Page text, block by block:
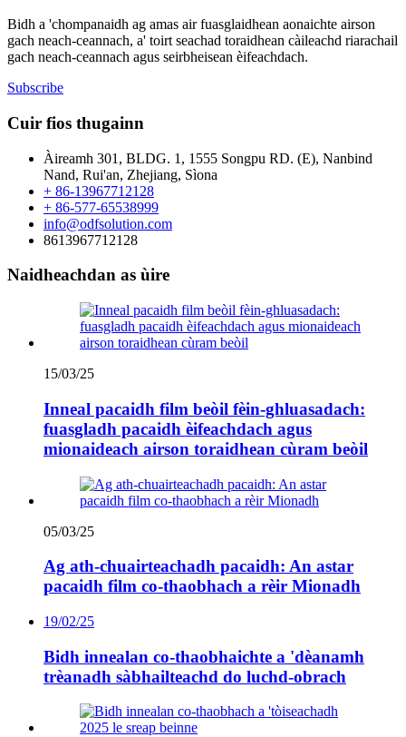
Bidh a 'chompanaidh ag amas air fuasglaidhean aonaichte airson
gach neach-ceannach, a' toirt seachad toraidhean càileachd riarachail
gach neach-ceannach agus seirbheisean èifeachdach.
Subscribe
Cuir fios thugainn
Àireamh 301, BLDG. 1, 1555 Songpu RD. (E), Nanbind
Nand, Rui'an, Zhejiang, Sìona
+ 86-13967712128
+ 86-577-65538999
info@odfsolution.com
8613967712128
Naidheachdan as ùire
15/03/25
Inneal pacaidh film beòil fèin-ghluasadach:
fuasgladh pacaidh èifeachdach agus
mionaideach airson toraidhean cùram beòil
05/03/25
Ag ath-chuairteachadh pacaidh: An astar
pacaidh film co-thaobhach a rèir Mionadh
19/02/25
Bidh innealan co-thaobhaichte a 'dèanamh
trèanadh sàbhailteachd do luchd-obrach